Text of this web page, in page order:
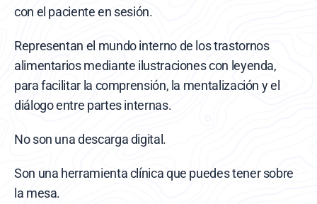
con el paciente en sesión.
Representan el mundo interno de los trastornos
alimentarios mediante ilustraciones con leyenda,
para facilitar la comprensión, la mentalización y el
diálogo entre partes internas.
No son una descarga digital.
Son una herramienta clínica que puedes tener sobre
la mesa.